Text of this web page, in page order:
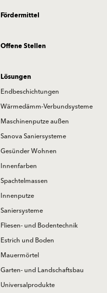
Fördermittel
Offene Stellen
Lösungen
Endbeschichtungen
Wärmedämm-Verbundsysteme
Maschinenputze außen
Sanova Saniersysteme
Gesünder Wohnen
Innenfarben
Spachtelmassen
Innenputze
Saniersysteme
Fliesen- und Bodentechnik
Estrich und Boden
Mauermörtel
Garten- und Landschaftsbau
Universalprodukte